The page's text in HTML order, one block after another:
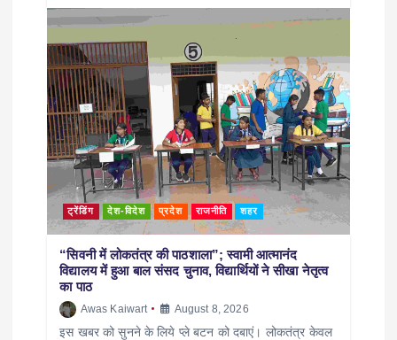
ट्रेंडिंग देश-विदेश प्रदेश राजनीति शहर
“सिवनी में लोकतंत्र की पाठशाला”; स्वामी आत्मानंद
विद्यालय में हुआ बाल संसद चुनाव, विद्यार्थियों ने सीखा नेतृत्व
का पाठ
Awas Kaiwart August 8, 2026
इस खबर को सुनने के लिये प्ले बटन को दबाएं। लोकतंत्र केवल